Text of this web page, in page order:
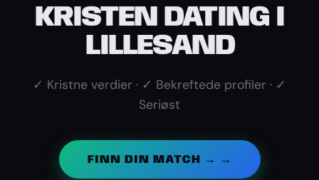
KRISTEN DATING I
LILLESAND
✓ Kristne verdier · ✓ Bekreftede profiler · ✓
Seriøst
FINN DIN MATCH → →